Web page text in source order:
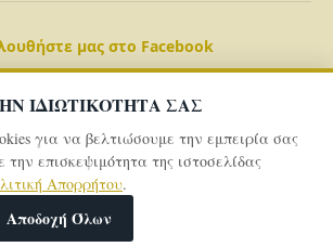
ΙΔΙΩΤΙΚΟΤΗΤΑ ΣΑΣ
για να βελτιώσουμε την εμπειρία σας
επισκεψιμότητα της ιστοσελίδας
Απορρήτου.
Αποδοχή Όλων
μας στο Facebook
Προϋποθέσεις -